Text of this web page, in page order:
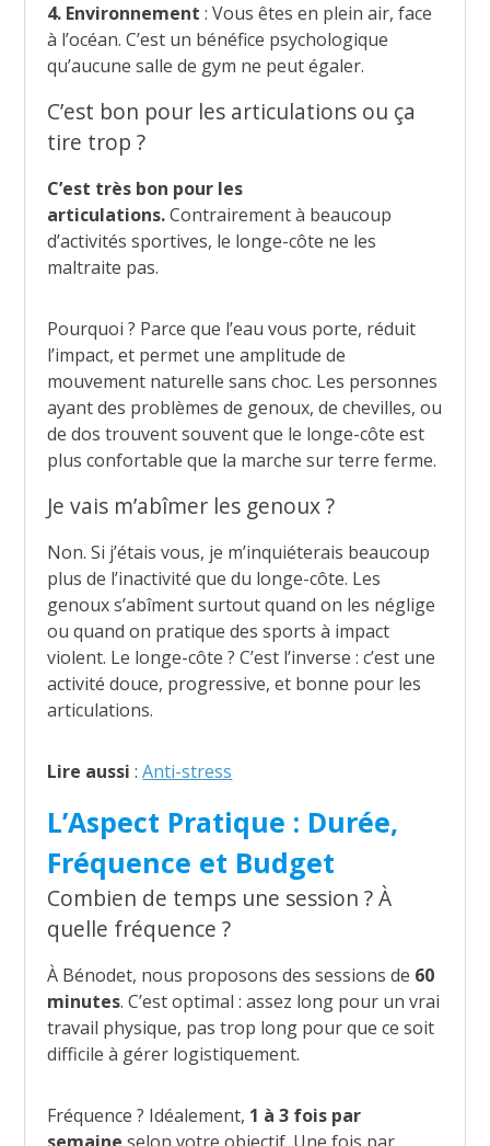
4. Environnement : Vous êtes en plein air, face
à l’océan. C’est un bénéfice psychologique
qu’aucune salle de gym ne peut égaler.
C’est bon pour les articulations ou ça
tire trop ?
C’est très bon pour les
articulations.Contrairement à beaucoup
d’activités sportives, le longe-côte ne les
maltraite pas.
Pourquoi ? Parce que l’eau vous porte, réduit
l’impact, et permet une amplitude de
mouvement naturelle sans choc. Les personnes
ayant des problèmes de genoux, de chevilles, ou
de dos trouvent souvent que le longe-côte est
plus confortable que la marche sur terre ferme.
Je vais m’abîmer les genoux ?
Non. Si j’étais vous, je m’inquiéterais beaucoup
plus de l’inactivité que du longe-côte. Les
genoux s’abîment surtout quand on les néglige
ou quand on pratique des sports à impact
violent. Le longe-côte ? C’est l’inverse : c’est une
activité douce, progressive, et bonne pour les
articulations.
Lire aussi:Anti-stress
L’Aspect Pratique : Durée,
Fréquence et Budget
Combien de temps une session ? À
quelle fréquence ?
À Bénodet, nous proposons des sessions de 60
minutes. C’est optimal : assez long pour un vrai
travail physique, pas trop long pour que ce soit
difficile à gérer logistiquement.
Fréquence ? Idéalement, 1 à 3 fois par